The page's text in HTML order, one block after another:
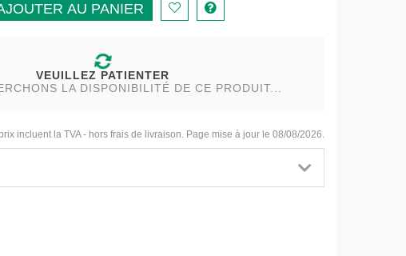
AU PANIER
VEUILLEZ PATIENTER
LA DISPONIBILITÉ DE CE PRODUIT...
incluent la TVA - hors frais de livraison. Page mise à jour le 08/08/2026.